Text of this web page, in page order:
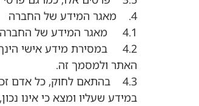
4. מאגר המידע של החברה
4.1 מאגר המידע של החברה נמצא בתהליך רישום, על-פי חוק הגנת הפרטיות, התשמ"א-1981, והחברה פועלת בהתאם לחוק האמור ולכל דין רלבנטי אחר.
4.2 במסירת מידע אישי
האתר ולמסמך זה.
4.3 בהתאם לחוק, כל אדם
במידע שעליו ומצא כי אינו